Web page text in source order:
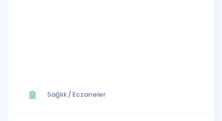
Sağlık/ Eczaneler